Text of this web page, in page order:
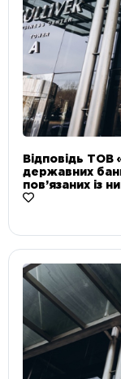
Відповідь ТОВ
державних
пов’язаних із